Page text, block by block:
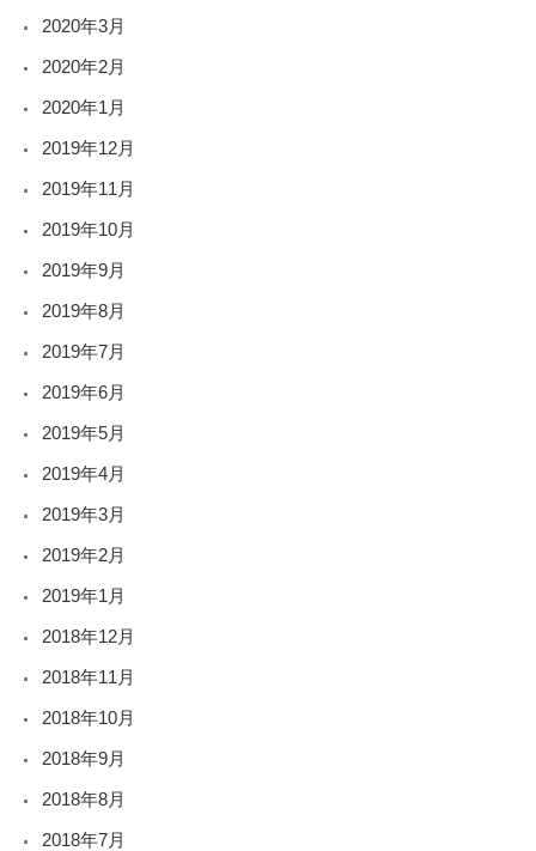
2020年3月
2020年2月
2020年1月
2019年12月
2019年11月
2019年10月
2019年9月
2019年8月
2019年7月
2019年6月
2019年5月
2019年4月
2019年3月
2019年2月
2019年1月
2018年12月
2018年11月
2018年10月
2018年9月
2018年8月
2018年7月